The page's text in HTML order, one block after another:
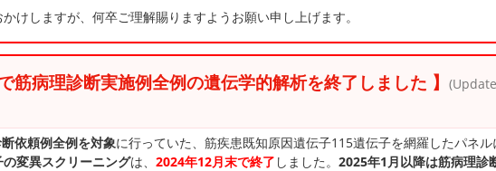
けしますが、何卒ご理解賜りますようお願い申し上げます。
筋病理診断実施例全例の遺伝学的解析を終了しました 】
依頼例全例を対象に行っていた、筋疾患既知原因遺伝子115遺伝子を網羅したパネル
変異スクリーニングは、 2024年12月末で終了 しました。 2025年1月以降は筋病理診